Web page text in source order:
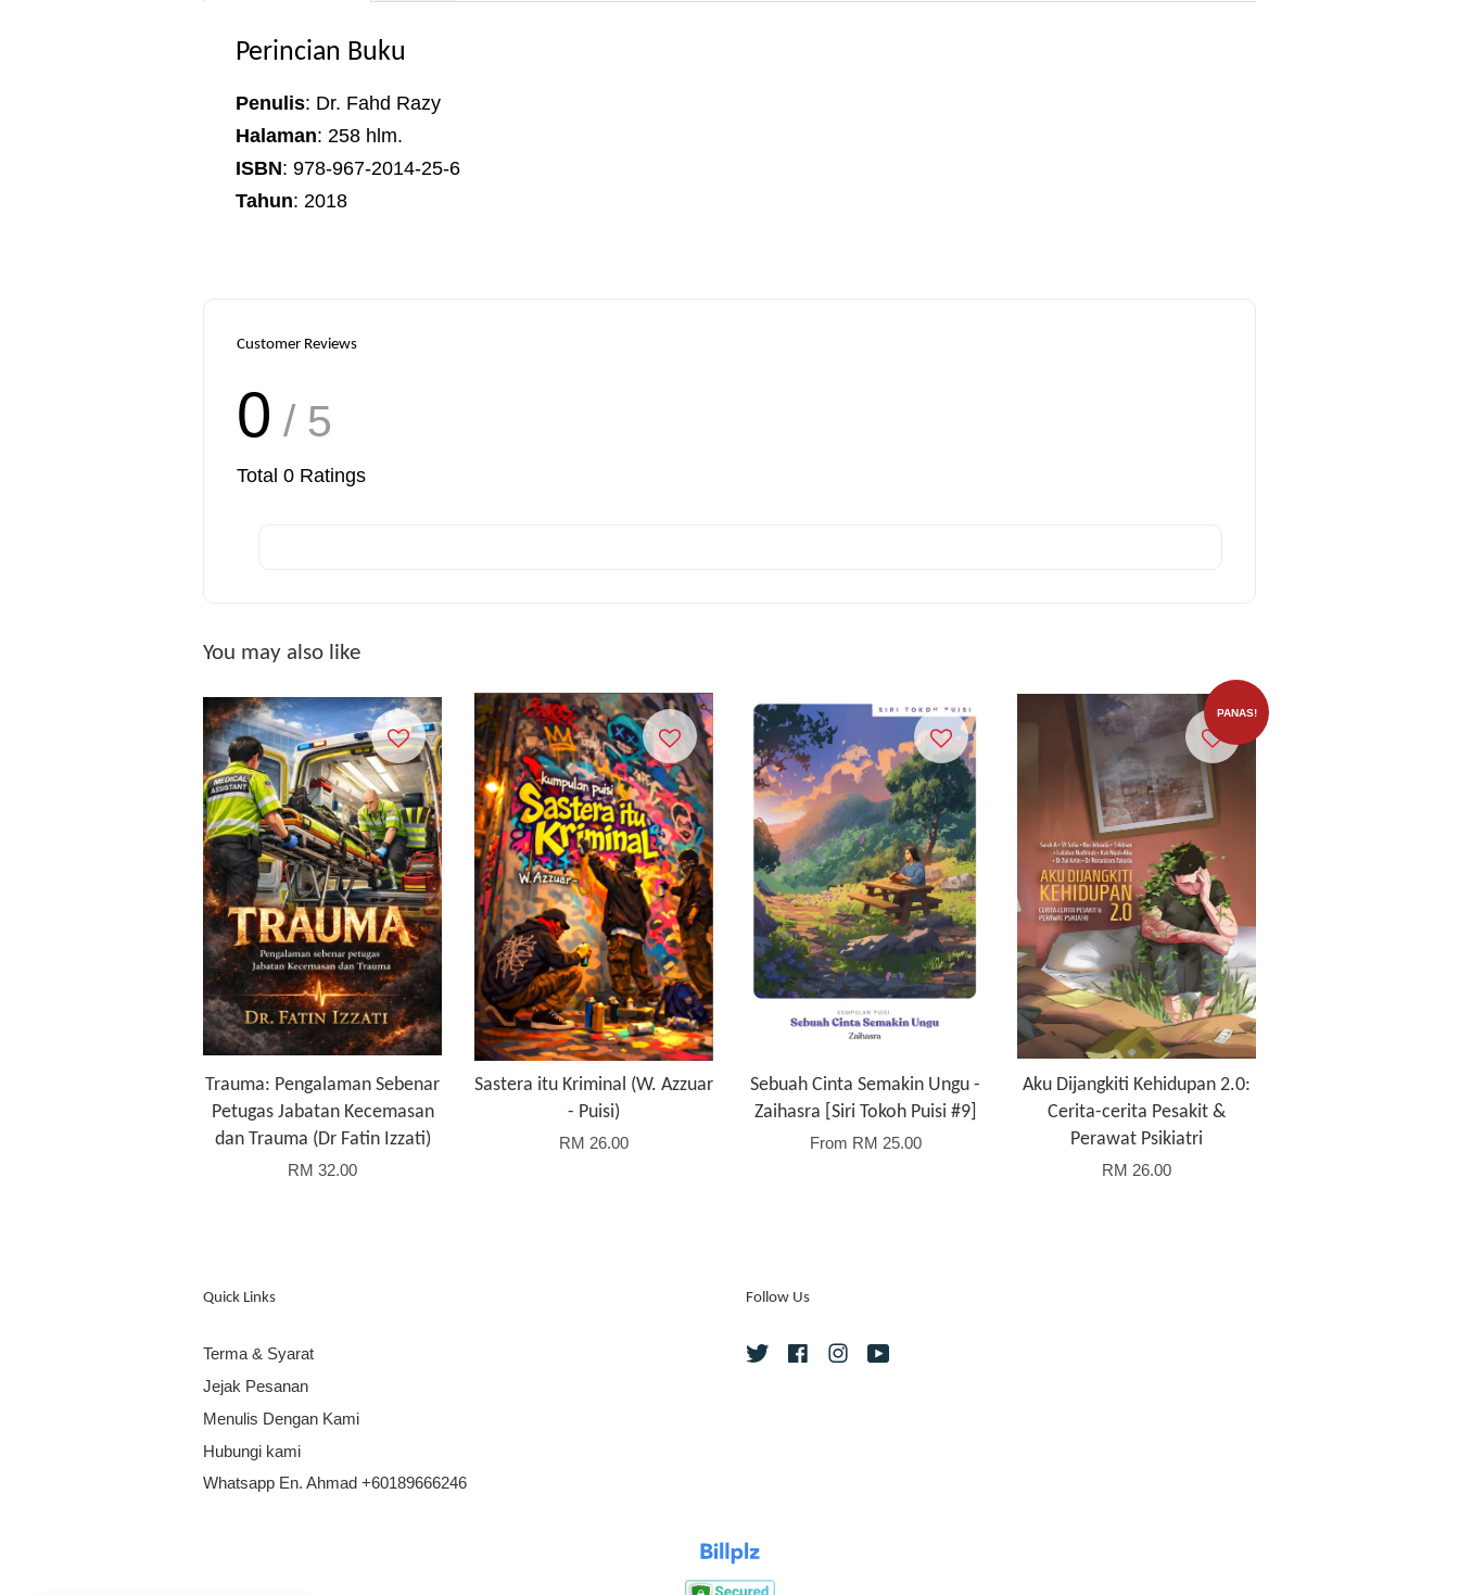
Perincian Buku
Penulis: Dr. Fahd Razy
Halaman: 258 hlm.
ISBN: 978-967-2014-25-6
Tahun: 2018
Customer Reviews
0 / 5
Total 0 Ratings
You may also like
Trauma: Pengalaman Sebenar
Petugas Jabatan Kecemasan
dan Trauma (Dr Fatin Izzati)
RM 32.00
Sastera itu Kriminal (W. Azzuar
- Puisi)
RM 26.00
Sebuah Cinta Semakin Ungu -
Zaihasra [Siri Tokoh Puisi #9]
From RM 25.00
PANAS!
Aku Dijangkiti Kehidupan 2.0:
Cerita-cerita Pesakit &
Perawat Psikiatri
RM 26.00
Quick Links
Terma & Syarat
Jejak Pesanan
Menulis Dengan Kami
Hubungi kami
Whatsapp En. Ahmad +60189666246
Follow Us
Twitter FacebookInstagram